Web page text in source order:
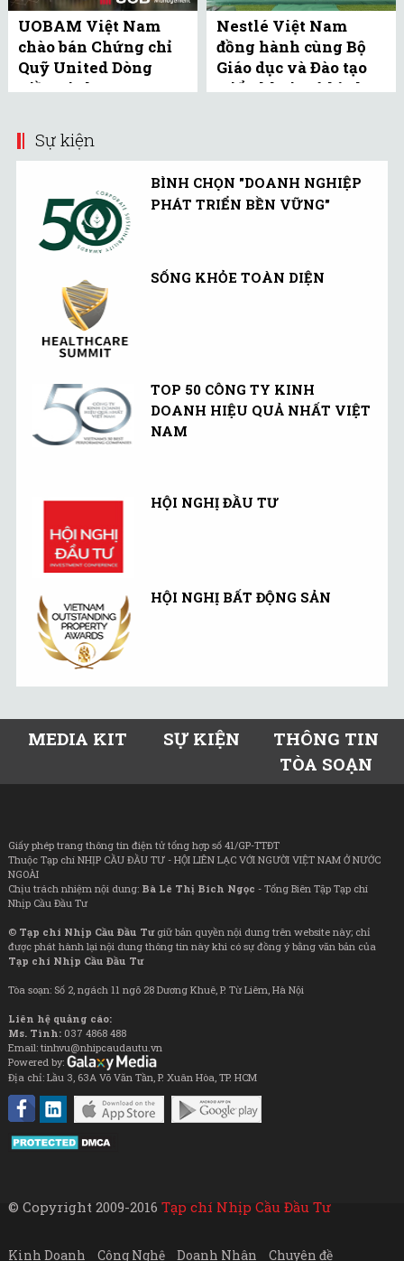
UOBAM Việt Nam
chào bán Chứng chỉ
Quỹ United Dòng
Tiền Linh Hoạt
Nestlé Việt Nam
đồng hành cùng Bộ
Giáo dục và Đào tạo
triển khai mô hình
Sự kiện
BÌNH CHỌN "DOANH NGHIỆP
PHÁT TRIỂN BỀN VỮNG"
SỐNG KHỎE TOÀN DIỆN
TOP 50 CÔNG TY KINH
DOANH HIỆU QUẢ NHẤT VIỆT
NAM
HỘI NGHỊ ĐẦU TƯ
HỘI NGHỊ BẤT ĐỘNG SẢN
MEDIA KIT SỰ KIỆN
THÔNG TIN
TÒA SOẠN
Giấy phép trang thông tin điện tử tổng hợp số 41/GP-TTĐT
Thuộc Tạp chí NHỊP CẦU ĐẦU TƯ - HỘI LIÊN LẠC VỚI NGƯỜI VIỆT NAM Ở NƯỚC
NGOÀI
Chịu trách nhiệm nội dung: Bà Lê Thị Bích Ngọc - Tổng Biên Tập Tạp chí
Nhịp Cầu Đầu Tư
© Tạp chí Nhịp Cầu Đầu Tưgiữ bản quyền nội dung trên website này; chỉ
được phát hành lại nội dung thông tin này khi có sự đồng ý bằng văn bản của
Tạp chí Nhịp Cầu Đầu Tư
Tòa soạn: Số 2, ngách 11 ngõ 28 Dương Khuê, P. Từ Liêm, Hà Nội
Liên hệ quảng cáo:
Ms. Tình: 037 4868 488
Email: tinhvu@nhipcaudautu.vn
Powered by:
Địa chỉ: Lầu 3, 63A Võ Văn Tần, P. Xuân Hòa, TP. HCM
© Copyright 2009-2016 Tạp chí Nhịp Cầu Đầu Tư
Kinh Doanh Công Nghệ Doanh Nhân Chuyên đề